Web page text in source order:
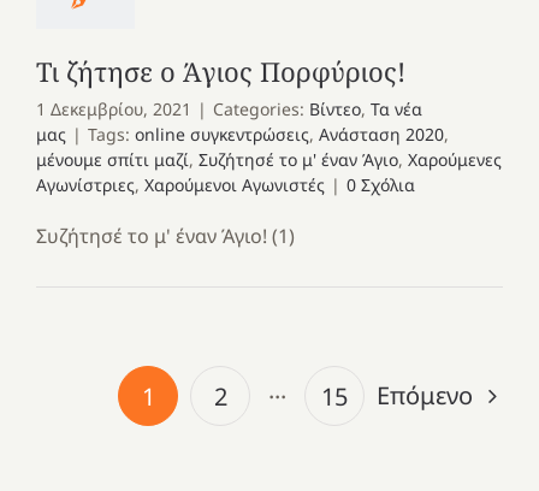
Τι ζήτησε ο Άγιος Πορφύριος!
1 Δεκεμβρίου, 2021 | Categories: Βίντεο, Τα νέα
μας | Tags: online συγκεντρώσεις, Ανάσταση 2020,
μένουμε σπίτι μαζί, Συζήτησέ το μ' έναν Άγιο, Χαρούμενες
Αγωνίστριες, Χαρούμενοι Αγωνιστές | 0 Σχόλια
Συζήτησέ το μ' έναν Άγιο! (1)
1 2 ··· 15 Επόμενο